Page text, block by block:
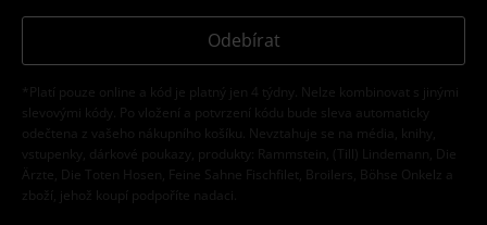
Odebírat
*Platí pouze online a kód je platný jen 4 týdny. Nelze kombinovat s jinými
slevovými kódy. Po vložení a potvrzení kódu bude sleva automaticky
odečtena z vašeho nákupního košíku. Nevztahuje se na média, knihy,
vstupenky, dárkové poukazy, produkty: Rammstein, (Till) Lindemann, Die
Ärzte, Die Toten Hosen, Feine Sahne Fischfilet, Broilers, Böhse Onkelz a
zboží, jehož koupí podpoříte nadaci.